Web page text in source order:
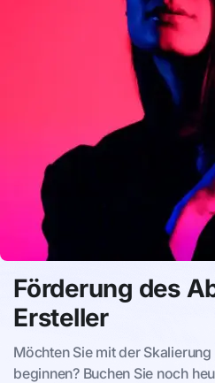
Förderung des
Ersteller
Möchten Sie mit der
beginnen? Buchen Sie noch